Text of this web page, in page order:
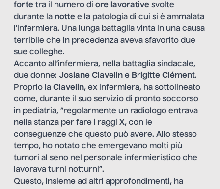
forte tra il numero di ore lavorative svolte
durante la notte e la patologia di cui si è ammalata
l’infermiera. Una lunga battaglia vinta in una causa
terribile che in precedenza aveva sfavorito due
sue colleghe.
Accanto all’infermiera, nella battaglia sindacale,
due donne: Josiane Clavelin e Brigitte Clément.
Proprio la Clavelin, ex infermiera, ha sottolineato
come, durante il suo servizio di pronto soccorso
in pediatria, “regolarmente un radiologo entrava
nella stanza per fare i raggi X, con le
conseguenze che questo può avere. Allo stesso
tempo, ho notato che emergevano molti più
tumori al seno nel personale infermieristico che
lavorava turni notturni”.
Questo, insieme ad altri approfondimenti, ha